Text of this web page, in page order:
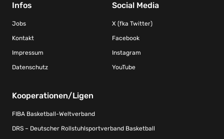
Infos
Jobs
Kontakt
Impressum
Datenschutz
Social Media
X (fka Twitter)
Facebook
Instagram
YouTube
Kooperationen/Ligen
FIBA Basketball-Weltverband
DRS – Deutscher Rollstuhlsportverband Basketball